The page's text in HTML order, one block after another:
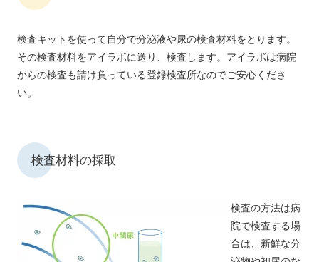
検査キットを使って自分で分泌液や尿の検査材料をとります。
その検査材料をアイラボに送り、検査します。アイラボは病院
からの検査も請け負っている登録検査所なのでご安心くださ
い。
検査材料の採取
検査の方法は病
院で検査する場
合は、新鮮な分